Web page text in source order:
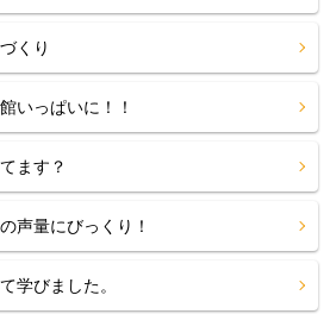
くり
いっぱいに！！
ます？
声量にびっくり！
学びました。